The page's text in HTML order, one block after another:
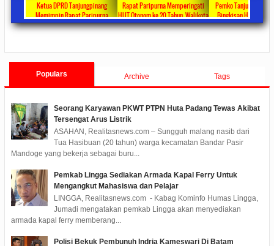
Ketua DPRD Tanjungpinang
Memimpin Rapat Paripurna
Pengesahan Ranperda Perubahan
Rapat Paripurna Memperingati
HUT Otonom ke 20 Tahun, Walikota
Rahma Paparkan Capaian
Pemko Tanjung
Bingkisan Hari Raya
Untuk Masyarakat
Populars Archive Tags
Seorang Karyawan PKWT PTPN Huta Padang Tewas Akibat
Tersengat Arus Listrik
ASAHAN, Realitasnews.com – Sungguh malang nasib dari
Tua Hasibuan (20 tahun) warga kecamatan Bandar Pasir
Mandoge yang bekerja sebagai buru...
Pemkab Lingga Sediakan Armada Kapal Ferry Untuk
Mengangkut Mahasiswa dan Pelajar
LINGGA, Realitasnews.com - Kabag Kominfo Humas Lingga,
Jumadi mengatakan pemkab Lingga akan menyediakan
armada kapal ferry memberang...
Polisi Bekuk Pembunuh Indria Kameswari Di Batam